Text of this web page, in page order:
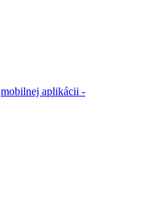
mobilnej aplikácii -